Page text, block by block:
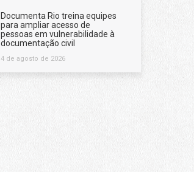
Documenta Rio treina equipes
para ampliar acesso de
pessoas em vulnerabilidade à
documentação civil
4 de agosto de 2026